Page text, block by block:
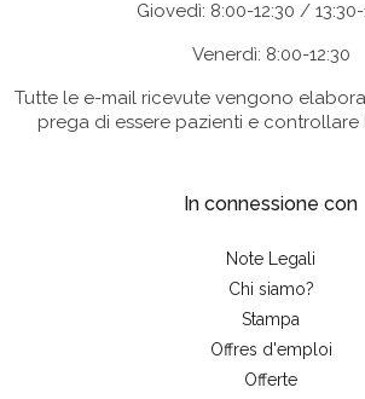
Giovedì: 8:00-12:30 / 13:30-
Venerdì: 8:00-12:30
Tutte le e-mail ricevute vengono
prega di essere pazienti e controllare
In connessione con
Note Legali
Chi siamo?
Stampa
Offres d'emploi
Offerte